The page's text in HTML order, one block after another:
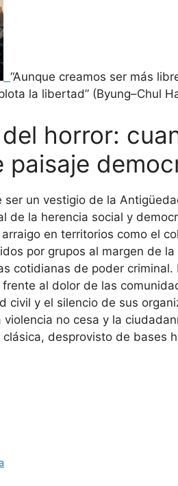
“Aunque creamos ser más
la libertad” (Byung–Chul
horror:
paisaje
un vestigio de la
de la herencia social y
en territorios como el
por grupos al margen de
cotidianas de poder
al dolor de las
civil y el silencio de sus
no cesa y la
desprovisto de bases